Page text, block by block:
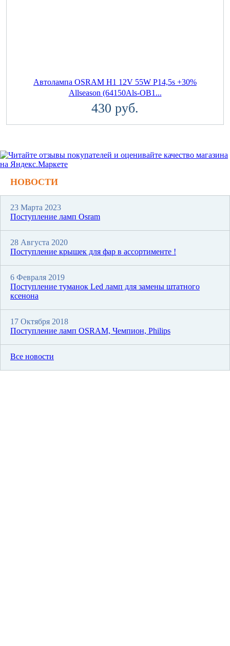
Автолампа OSRAM H1 12V 55W P14,5s +30%
Allseason (64150Als-OB1...
430 руб.
НОВОСТИ
23 Марта 2023
Поступление ламп Osram
28 Августа 2020
Поступление крышек для фар в ассортименте !
6 Февраля 2019
Поступление туманок Led ламп для замены штатного
ксенона
17 Октября 2018
Поступление ламп OSRAM, Чемпион, Philips
Все новости